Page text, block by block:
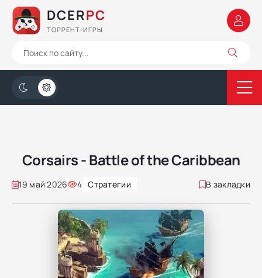
DCERPC
ТОРРЕНТ-ИГРЫ
Corsairs - Battle of the Caribbean
19 май 2026 4 Стратегии В закладки